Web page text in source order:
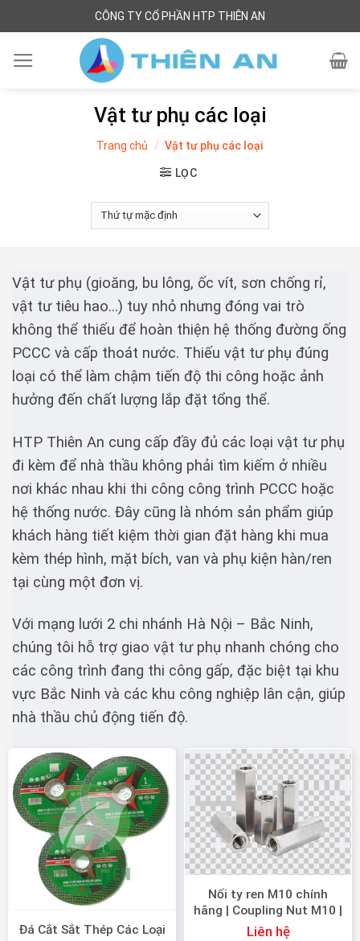
to
content
CÔNG TY CỔ PHẦN HTP THIÊN AN
Vật tư phụ các loại
Trang chủ / Vật tư phụ các loại
LỌC
Vật tư phụ (gioăng, bu lông, ốc vít, sơn chống rỉ,
vật tư tiêu hao…) tuy nhỏ nhưng đóng vai trò
không thể thiếu để hoàn thiện hệ thống đường ống
PCCC và cấp thoát nước. Thiếu vật tư phụ đúng
loại có thể làm chậm tiến độ thi công hoặc ảnh
hưởng đến chất lượng lắp đặt tổng thể.
HTP Thiên An cung cấp đầy đủ các loại vật tư phụ
đi kèm để nhà thầu không phải tìm kiếm ở nhiều
nơi khác nhau khi thi công công trình PCCC hoặc
hệ thống nước. Đây cũng là nhóm sản phẩm giúp
khách hàng tiết kiệm thời gian đặt hàng khi mua
kèm thép hình, mặt bích, van và phụ kiện hàn/ren
tại cùng một đơn vị.
Với mạng lưới 2 chi nhánh Hà Nội – Bắc Ninh,
chúng tôi hỗ trợ giao vật tư phụ nhanh chóng cho
các công trình đang thi công gấp, đặc biệt tại khu
vực Bắc Ninh và các khu công nghiệp lân cận, giúp
nhà thầu chủ động tiến độ.
Đá Cắt Sắt Thép Các Loại
Nối ty ren M10 chính
hãng | Coupling Nut M10 |
HTP Thiên An
Liên hệ